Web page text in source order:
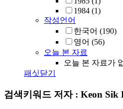
1984 (1)
작성언어
한국어 (190)
영어 (56)
오늘 본 자료
오늘 본 자료가
패싯닫기
검색키워드 저자 : Keon Sik